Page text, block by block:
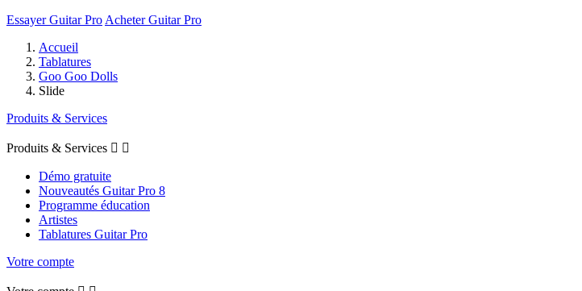
Essayer Guitar Pro Acheter Guitar Pro
Accueil
Tablatures
Goo Goo Dolls
Slide
Produits & Services
Produits & Services  
Démo gratuite
Nouveautés Guitar Pro 8
Programme éducation
Artistes
Tablatures Guitar Pro
Votre compte